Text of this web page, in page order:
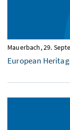
Mauerbach,29.
European